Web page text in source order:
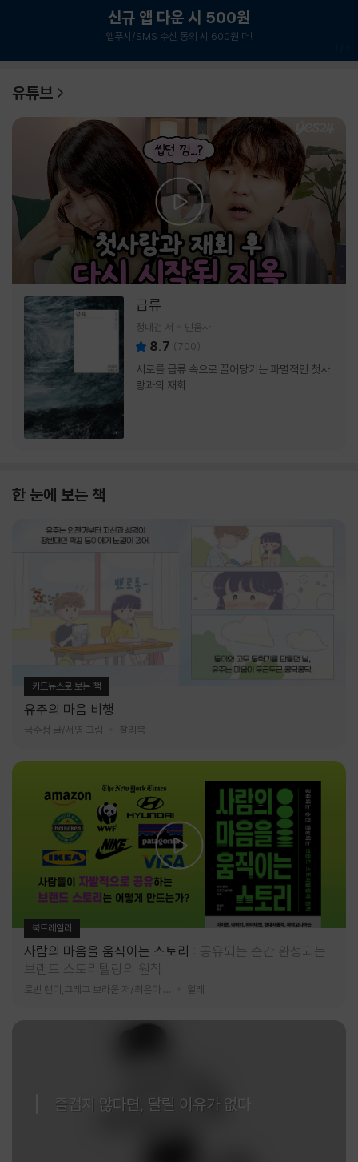
신규 앱 다운 시 500원
앱푸시/SMS 수신 동의 시 600원 더!
유튜브
급류
정대건 저 민음사
8.7 (700)
서로를 급류 속으로 끌어당기는 파멸적인 첫사
랑과의 재회
한 눈에 보는 책
카드뉴스로 보는 책
유주의 마음 비행
금수정 글/서영 그림 찰리북
북트레일러
사람의 마음을 움직이는 스토리
공유되는 순간 완성되는
브랜드 스토리텔링의 원칙
알레
즐겁지 않다면, 달릴 이유가 없다